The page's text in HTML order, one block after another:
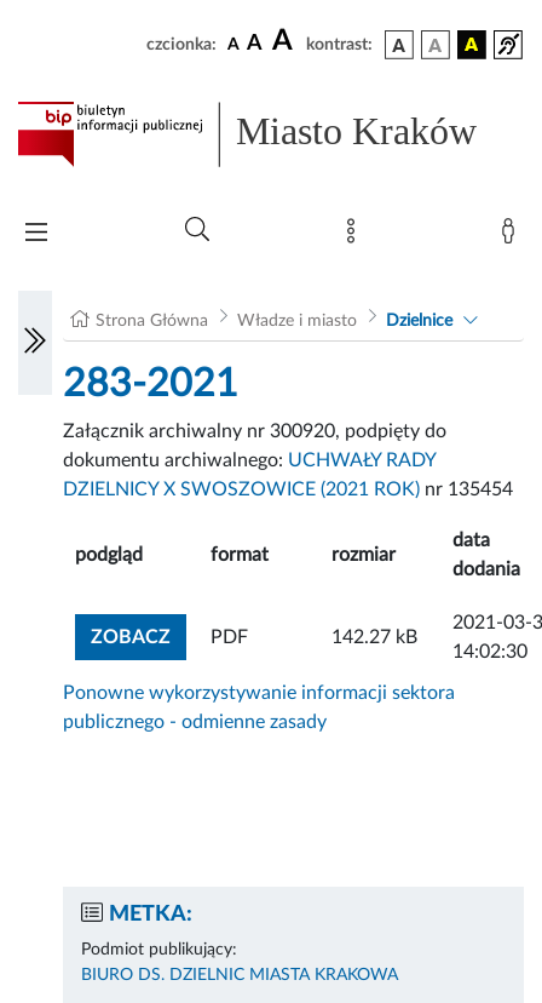
czcionka: A A A kontrast:
Miasto Kraków
Strona Główna Władze i miasto Dzielnice
283-2021
Załącznik archiwalny nr 300920, podpięty do
dokumentu archiwalnego: UCHWAŁY RADY
DZIELNICY X SWOSZOWICE (2021 ROK) nr 135454
podgląd format rozmiar
data
dodania
ZOBACZZOBACZ ZAŁĄCZNIK
PDF 142.27 kB
2021-03-
14:02:30
Ponowne wykorzystywanie informacji sektora
publicznego - odmienne zasady
METKA:
Podmiot publikujący:
BIURO DS. DZIELNIC MIASTA KRAKOWA